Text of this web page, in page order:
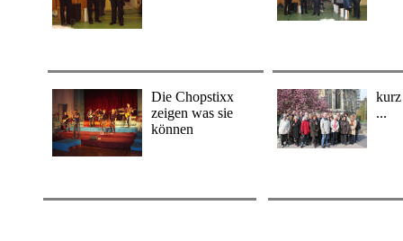
Die Chopstixx
zeigen was sie
können
...